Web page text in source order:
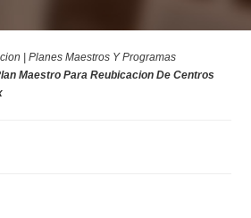
|Planes Maestros Y Programas
Maestro Para Reubicacion De Centros